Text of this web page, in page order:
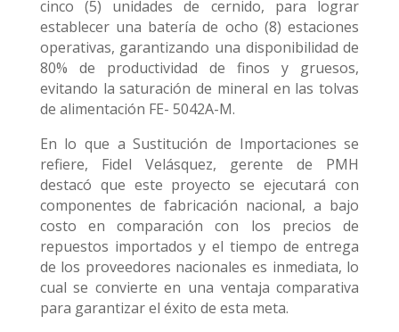
cinco (5) unidades de cernido, para lograr
establecer una batería de ocho (8) estaciones
operativas, garantizando una disponibilidad de
80% de productividad de finos y gruesos,
evitando la saturación de mineral en las tolvas
de alimentación FE- 5042A-M.
En lo que a Sustitución de Importaciones se
refiere, Fidel Velásquez, gerente de PMH
destacó que este proyecto se ejecutará con
componentes de fabricación nacional, a bajo
costo en comparación con los precios de
repuestos importados y el tiempo de entrega
de los proveedores nacionales es inmediata, lo
cual se convierte en una ventaja comparativa
para garantizar el éxito de esta meta.